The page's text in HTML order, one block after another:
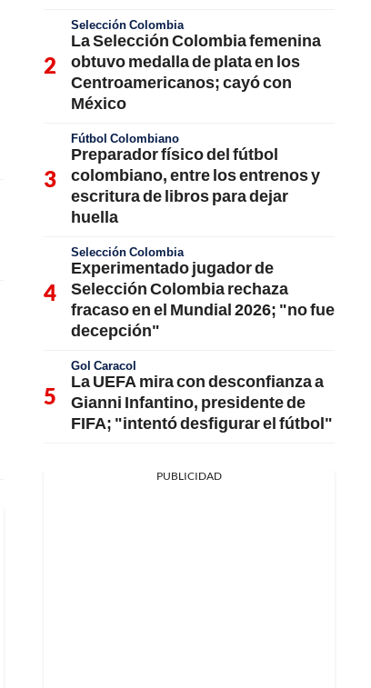
Selección Colombia
La Selección Colombia femenina
obtuvo medalla de plata en los
Centroamericanos; cayó con
México
Fútbol Colombiano
Preparador físico del fútbol
colombiano, entre los entrenos y
escritura de libros para dejar
huella
Selección Colombia
Experimentado jugador de
Selección Colombia rechaza
fracaso en el Mundial 2026; "no fue
decepción"
Gol Caracol
La UEFA mira con desconfianza a
Gianni Infantino, presidente de
FIFA; "intentó desfigurar el fútbol"
PUBLICIDAD